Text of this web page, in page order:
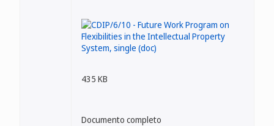
435 KB
Documento completo